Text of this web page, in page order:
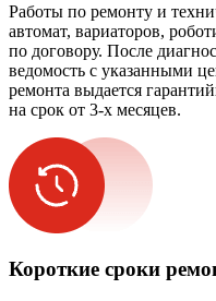
Работы по ремонту и
автомат, вариаторов,
по договору. После
ведомость с указанными
ремонта выдается
на срок от 3-х месяцев.
Короткие сроки